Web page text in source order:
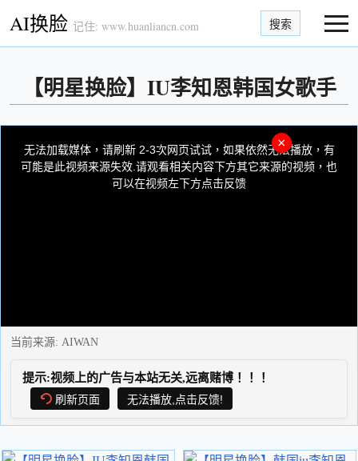
AI换脸 记住: www.huanliancn.com 搜索
【明星换脸】IU李知恩韩国女歌手
window.
无法加载媒体，请刷新 2-3次网页试试，如果依然无法播放，有
可能是此视频来源失效.请观看相关内容下方其它来源的视频，也
可以在视频左下方点击反馈
×
当前来源: AIWAN
提示:视频上的广告与本站无关,远离赌博！！！
刷新页面
无法播放,点击反馈!